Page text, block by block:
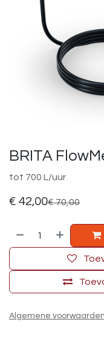
BRITA
tot 700 L/uur
€ 42,00€70,00
Algemene voorwaarden